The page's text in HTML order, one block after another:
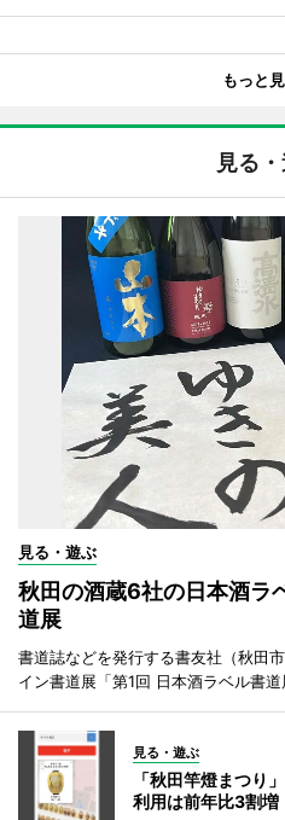
もっと
見る
見る・遊ぶ
秋田の酒蔵6社の日本酒ラ
道展
書道誌などを発行する書友社（秋田
イン書道展「第1回 日本酒ラベル書道
見る・遊ぶ
「秋田竿燈まつり
利用は前年比3割増